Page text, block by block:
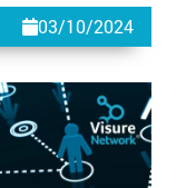
03/10/2024